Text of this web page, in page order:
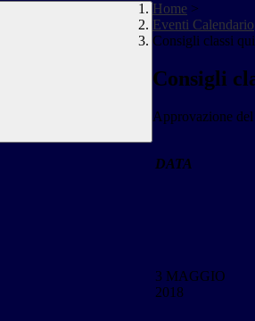
Home >
Eventi Calendario
Consigli classi
Consigli
Approvazione
DATA
3 MAGGIO
2018